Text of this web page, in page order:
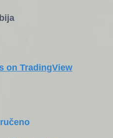
on TradingView